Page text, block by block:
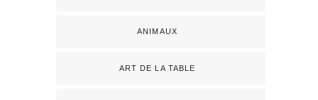
ANIMAUX
ART DE LA TABLE